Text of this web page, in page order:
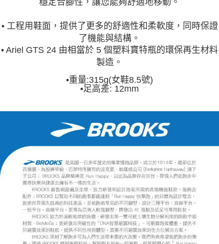
• 工程用鞋面，提供了更多的舒適性和柔軟度，同時保證
了機能與結構。
• Ariel GTS 24 由相當於 5 個塑料寶特瓶的環保再生材料
製造。
•重量:315g(女鞋8.5號)
•足高差: 12mm